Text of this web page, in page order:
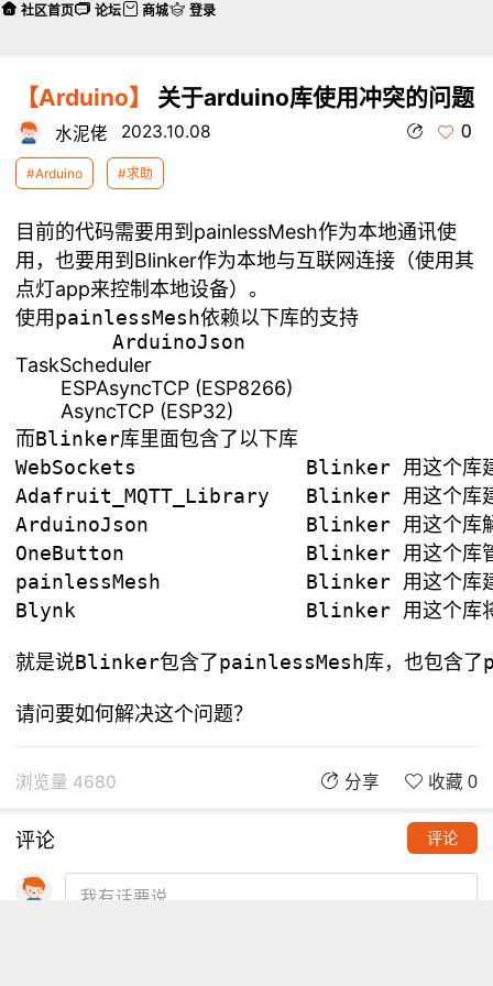
【Arduino】 关于arduino库使用冲突的问题
水泥佬 2023.10.08 0
#Arduino #求助
目前的代码需要用到painlessMesh作为本地通讯使
用，也要用到Blinker作为本地与互联网连接（使用其
点灯app来控制本地设备）。
使用painlessMesh依赖以下库的支持
TaskScheduler
ESPAsyncTCP (ESP8266)
AsyncTCP (ESP32)
而Blinker库里面包含了以下库
WebSockets  		Blinker 用这个库建立了一个 websocket 服务器
Adafruit_MQTT_Library  	Blinker 用这个库建立了一个 MQTT 客户端
ArduinoJson  		Blinker 用这个库解析 Json
OneButton  		Blinker 用这个库管理按键
painlessMesh  		Blinker 用这个库建立mesh网络
Blynk			Blinker 用这个库将任何硬件连接到云，因为这个库本身是独特的物联网平台
就是说Blinker包含了painlessMesh库，也包含了
浏览量 4680 分享 收藏 0
评论 评论
社区首页 论坛 商城 登录